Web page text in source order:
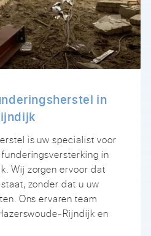
in
is uw specialist voor
in
Wij zorgen ervoor dat
zonder dat u uw
Ons ervaren team
Rijndijk en